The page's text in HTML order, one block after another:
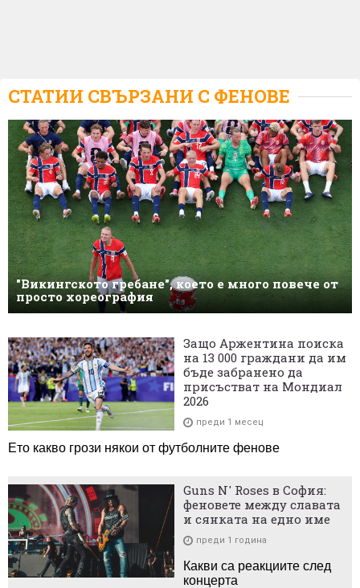
СТАТИИ СВЪРЗАНИ С ФЕНОВЕ
"Викингското гребане", което е много повече от
просто хореография
Защо Аржентина поиска
на 13 000 граждани да им
бъде забранено да
присъстват на Мондиал
2026
преди 1 месец
Ето какво грози някои от футболните фенове
Guns N' Roses в София:
феновете между славата
и сянката на едно име
преди 1 година
Какви са реакциите след
концерта